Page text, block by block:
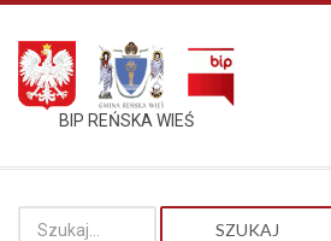
BIP REŃSKA WIEŚ
SZUKAJ